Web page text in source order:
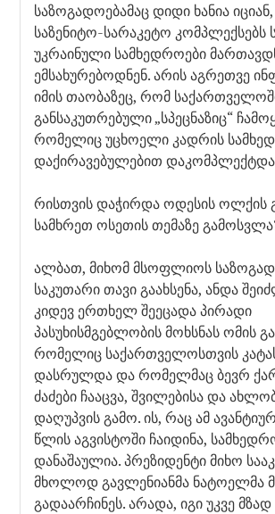
საზოგადოებამაც დიდი ხანია
საზენიტო-სარაკეტო
უკრაინული სამხედროები
ემსახურებოდნენ. არის აგრეთვე
იმის თაობაზეც, რომ
განსაკუთრებული „სპეცნაზიც“
რომელიც უცხოელი კადრის
დაქირავებულებით
რისთვის დაჭირდა ოდესის ოლქის
სამხრეთ ოსეთის თემაზე
ალბათ, მიხომ მსოფლიოს
საკუთარი თავი გაახსენა, ანდა
კიდევ ერთხელ შეეცადა პირადი
პასუხისმგებლობის მოხსნას ომის
რომელიც საქართველოსთვის
დასრულდა და რომელმაც ბევრ
ძაძები ჩააცვა, შვილებისა და
დაღუპვის გამო. ის, რაც ამ
წლის აგვისტოში ჩაიდინა,
დანაშაულია. პრეზიდენტი მიხო
მხოლოდ გავლენიანმა ნატოელმა
გადაარჩინეს. არადა, იგი უკვე